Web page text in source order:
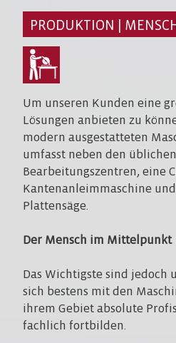
PRODUKTION |
Um unseren Kunden eine
Lösungen anbieten zu
modern ausgestatteten
umfasst neben den
Bearbeitungszentren, eine
Kantenanleimmaschine
Plattensäge.
Der Mensch im Mittelpunkt
Das Wichtigste sind jedoch
sich bestens mit den
ihrem Gebiet absolute
fachlich fortbilden.